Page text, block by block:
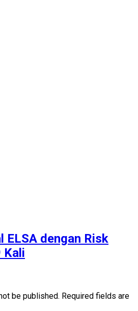
ELSA dengan Risk
Kali
be published. Required fields are